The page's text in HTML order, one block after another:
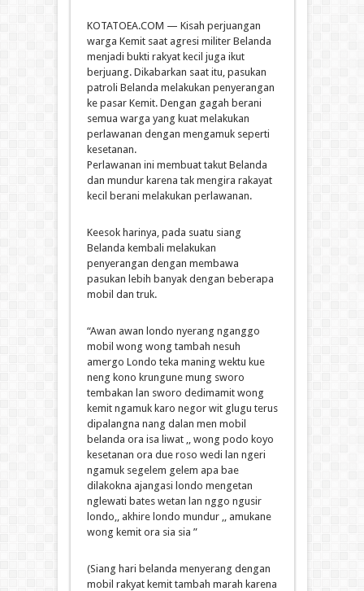
KOTATOEA.COM — Kisah perjuangan
warga Kemit saat agresi militer Belanda
menjadi bukti rakyat kecil juga ikut
berjuang. Dikabarkan saat itu, pasukan
patroli Belanda melakukan penyerangan
ke pasar Kemit. Dengan gagah berani
semua warga yang kuat melakukan
perlawanan dengan mengamuk seperti
kesetanan.
Perlawanan ini membuat takut Belanda
dan mundur karena tak mengira rakayat
kecil berani melakukan perlawanan.
Keesok harinya, pada suatu siang
Belanda kembali melakukan
penyerangan dengan membawa
pasukan lebih banyak dengan beberapa
mobil dan truk.
“Awan awan londo nyerang nganggo
mobil wong wong tambah nesuh
amergo Londo teka maning wektu kue
neng kono krungune mung sworo
tembakan lan sworo dedimamit wong
kemit ngamuk karo negor wit glugu terus
dipalangna nang dalan men mobil
belanda ora isa liwat ,, wong podo koyo
kesetanan ora due roso wedi lan ngeri
ngamuk segelem gelem apa bae
dilakokna ajangasi londo mengetan
nglewati bates wetan lan nggo ngusir
londo,, akhire londo mundur ,, amukane
wong kemit ora sia sia ”
(Siang hari belanda menyerang dengan
mobil rakyat kemit tambah marah karena